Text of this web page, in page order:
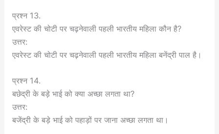
प्रश्न 13.
एवरेस्ट की चोटी पर चढ़नेवाली पहली भारतीय महिला कौन है?
उत्तर:
एवरेस्ट की चोटी पर चढ़नेवाली पहली भारतीय महिला बनेंद्री पाल है।
प्रश्न 14.
बछेद्री के बड़े भाई को क्या अच्छा लगता था?
उत्तर:
बजेंद्री के बड़े भाई को पहाड़ों पर जाना अच्छा लगता था।